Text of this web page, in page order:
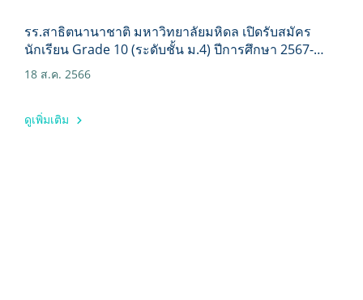
รร.สาธิตนานาชาติ มหาวิทยาลัยมหิดล เปิดรับสมัคร
นักเรียน Grade 10 (ระดับชั้น ม.4) ปีการศึกษา 2567-
2568
18 ส.ค. 2566
ดูเพิ่มเติม